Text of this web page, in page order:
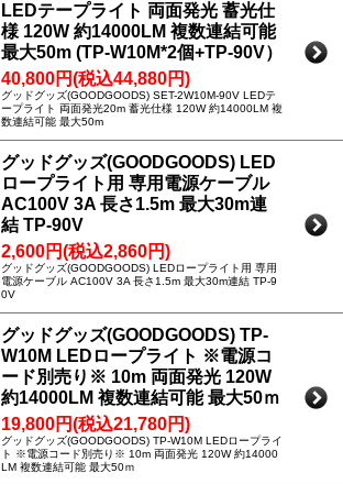
LEDテープライト 両面発光 蓄光仕
様 120W 約14000LM 複数連結可能
最大50m (TP-W10M*2個+TP-90V）
40,800円(税込44,880円)
グッドグッズ(GOODGOODS) SET-2W10M-90V LEDテ
ープライト 両面発光20m 蓄光仕様 120W 約14000LM 複
数連結可能 最大50m
グッドグッズ(GOODGOODS) LED
ロープライト用 専用電源ケーブル
AC100V 3A 長さ1.5m 最大30m連
結 TP-90V
2,600円(税込2,860円)
グッドグッズ(GOODGOODS) LEDロープライト用 専用
電源ケーブル AC100V 3A 長さ1.5m 最大30m連結 TP-9
0V
グッドグッズ(GOODGOODS) TP-
W10M LEDロープライト ※電源コ
ード別売り※ 10m 両面発光 120W
約14000LM 複数連結可能 最大50ｍ
19,800円(税込21,780円)
グッドグッズ(GOODGOODS) TP-W10M LEDロープライ
ト ※電源コード別売り※ 10m 両面発光 120W 約14000
LM 複数連結可能 最大50ｍ